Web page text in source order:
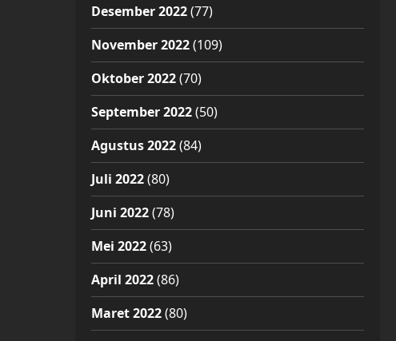
Desember 2022(77)
November 2022(109)
Oktober 2022(70)
September 2022(50)
Agustus 2022(84)
Juli 2022(80)
Juni 2022(78)
Mei 2022(63)
April 2022(86)
Maret 2022(80)